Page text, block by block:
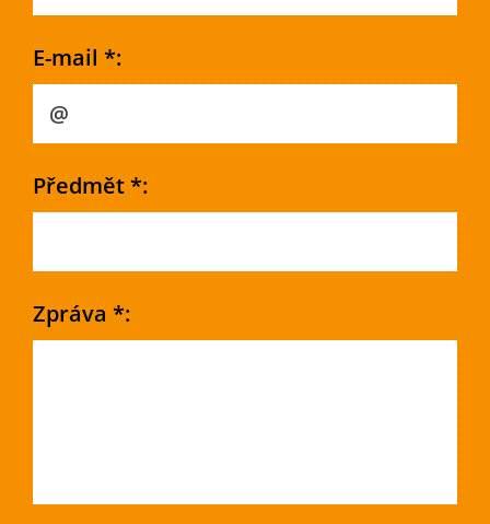
E-mail *:
Předmět *:
Zpráva *: